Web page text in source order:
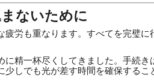
ないために
疲労も重なります。すべてを完璧
に精一杯尽くしてきました。手続
少しでも光が差す時間を確保する